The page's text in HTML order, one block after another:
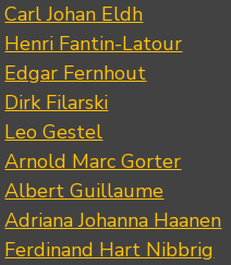
Carl Johan Eldh
Henri Fantin-Latour
Edgar Fernhout
Dirk Filarski
Leo Gestel
Arnold Marc Gorter
Albert Guillaume
Adriana Johanna Haanen
Ferdinand Hart Nibbrig